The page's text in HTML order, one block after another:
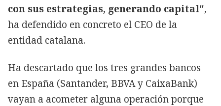
con sus estrategias, generando capital",
ha defendido en concreto el CEO de la
entidad catalana.
Ha descartado que los tres grandes bancos
en España (Santander, BBVA y CaixaBank)
vayan a acometer alguna operación porque